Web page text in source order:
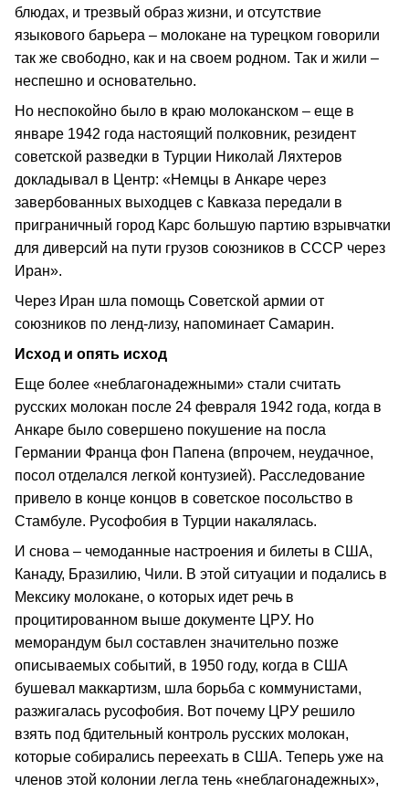
блюдах, и трезвый образ жизни, и отсутствие
языкового барьера – молокане на турецком говорили
так же свободно, как и на своем родном. Так и жили –
неспешно и основательно.
Но неспокойно было в краю молоканском – еще в
январе 1942 года настоящий полковник, резидент
советской разведки в Турции Николай Ляхтеров
докладывал в Центр: «Немцы в Анкаре через
завербованных выходцев с Кавказа передали в
приграничный город Карс большую партию взрывчатки
для диверсий на пути грузов союзников в СССР через
Иран».
Через Иран шла помощь Советской армии от
союзников по ленд-лизу, напоминает Самарин.
Исход и опять исход
Еще более «неблагонадежными» стали считать
русских молокан после 24 февраля 1942 года, когда в
Анкаре было совершено покушение на посла
Германии Франца фон Папена (впрочем, неудачное,
посол отделался легкой контузией). Расследование
привело в конце концов в советское посольство в
Стамбуле. Русофобия в Турции накалялась.
И снова – чемоданные настроения и билеты в США,
Канаду, Бразилию, Чили. В этой ситуации и подались в
Мексику молокане, о которых идет речь в
процитированном выше документе ЦРУ. Но
меморандум был составлен значительно позже
описываемых событий, в 1950 году, когда в США
бушевал маккартизм, шла борьба с коммунистами,
разжигалась русофобия. Вот почему ЦРУ решило
взять под бдительный контроль русских молокан,
которые собирались переехать в США. Теперь уже на
членов этой колонии легла тень «неблагонадежных»,